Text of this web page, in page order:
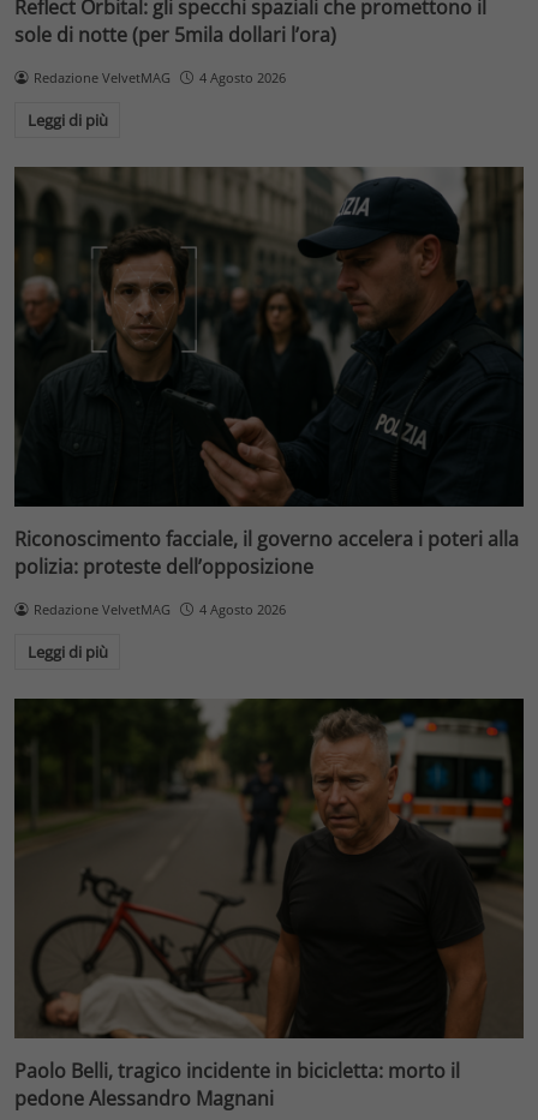
Reflect Orbital: gli specchi spaziali che promettono il
sole di notte (per 5mila dollari l’ora)
Redazione VelvetMAG 4 Agosto 2026
Leggi di più
Riconoscimento facciale, il governo accelera i poteri alla
polizia: proteste dell’opposizione
Redazione VelvetMAG 4 Agosto 2026
Leggi di più
Paolo Belli, tragico incidente in bicicletta: morto il
pedone Alessandro Magnani